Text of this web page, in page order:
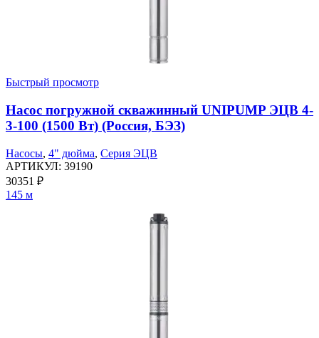
Быстрый просмотр
Насос погружной скважинный UNIPUMP ЭЦВ 4-
3-100 (1500 Вт) (Россия, БЭЗ)
Насосы, 4" дюйма, Серия ЭЦВ
АРТИКУЛ: 39190
30351 ₽
145 м